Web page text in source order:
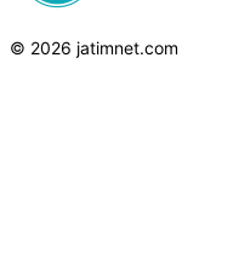
© 2026 jatimnet.com